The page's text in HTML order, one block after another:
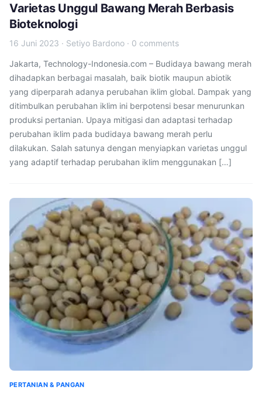
Varietas Unggul Bawang Merah Berbasis
Bioteknologi
16 Juni 2023 · Setiyo Bardono · 0 comments
Jakarta, Technology-Indonesia.com – Budidaya bawang merah
dihadapkan berbagai masalah, baik biotik maupun abiotik
yang diperparah adanya perubahan iklim global. Dampak yang
ditimbulkan perubahan iklim ini berpotensi besar menurunkan
produksi pertanian. Upaya mitigasi dan adaptasi terhadap
perubahan iklim pada budidaya bawang merah perlu
dilakukan. Salah satunya dengan menyiapkan varietas unggul
yang adaptif terhadap perubahan iklim menggunakan […]
PERTANIAN & PANGAN